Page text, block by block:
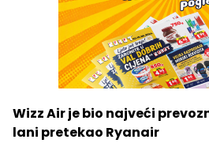
Wizz Air je bio najveći
lani pretekao Ryanair